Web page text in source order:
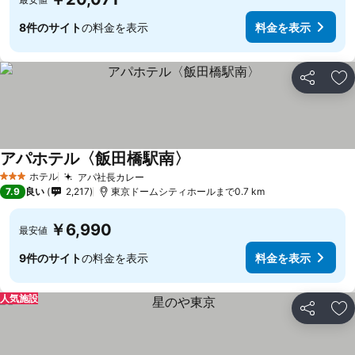
8件のサイトの料金を表示 料金を表示
シェア お
3 ホテルのランク
ホテル アパ社長カレー
アパホテル〈飯田橋駅南〉
7.9 良い 2,217 東京ドームシティホールまで0.7 km
最安値 ￥6,990
9件のサイトの料金を表示 料金を表示
シェア お
人気施設